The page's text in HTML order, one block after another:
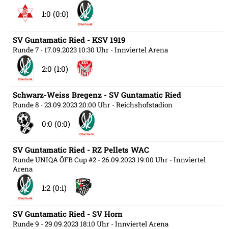
1:0 (0:0)
SV Guntamatic Ried - KSV 1919
Runde 7 - 17.09.2023 10:30 Uhr - Innviertel Arena
2:0 (1:0)
Schwarz-Weiss Bregenz - SV Guntamatic Ried
Runde 8 - 23.09.2023 20:00 Uhr - Reichshofstadion
0:0 (0:0)
SV Guntamatic Ried - RZ Pellets WAC
Runde UNIQA ÖFB Cup #2 - 26.09.2023 19:00 Uhr - Innviertel
Arena
1:2 (0:1)
SV Guntamatic Ried - SV Horn
Runde 9 - 29.09.2023 18:10 Uhr - Innviertel Arena